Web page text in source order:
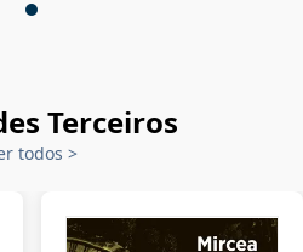
Terceiros
todos >